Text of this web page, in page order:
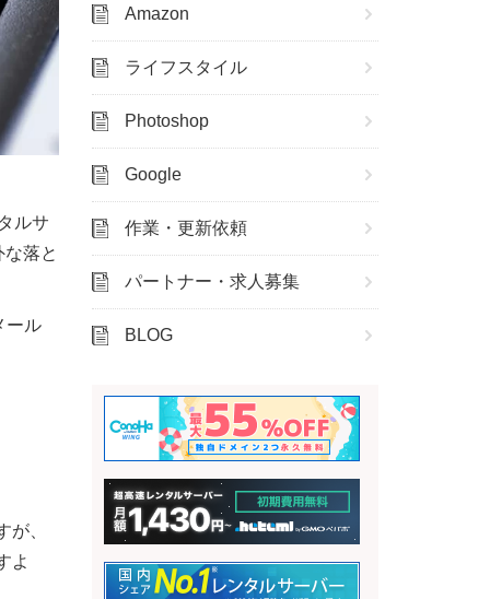
ルサ
落と
ール
、
よ
Amazon
ライフスタイル
Photoshop
Google
作業・更新依頼
パートナー・求人募集
BLOG